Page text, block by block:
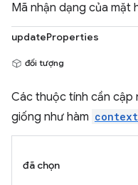
Mã nhận dạng của mặt
updateProperties
đối tượng
Các thuộc tính cần cập
giống như hàm
đã chọn